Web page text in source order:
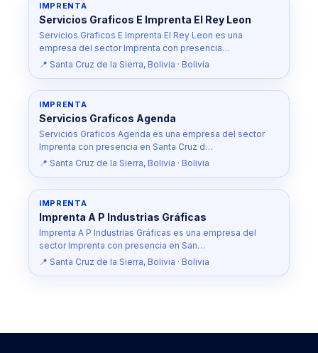
IMPRENTA
Servicios Graficos E Imprenta El Rey Leon
Servicios Graficos E Imprenta El Rey Leon es una
empresa del sector Imprenta con presencia…
📍 Santa Cruz de la Sierra, Bolivia · Bolivia
IMPRENTA
Servicios Graficos Agenda
Servicios Graficos Agenda es una empresa del sector
Imprenta con presencia en Santa Cruz d…
📍 Santa Cruz de la Sierra, Bolivia · Bolivia
IMPRENTA
Imprenta A P Industrias Gráficas
Imprenta A P Industrias Gráficas es una empresa del
sector Imprenta con presencia en San…
📍 Santa Cruz de la Sierra, Bolivia · Bolivia